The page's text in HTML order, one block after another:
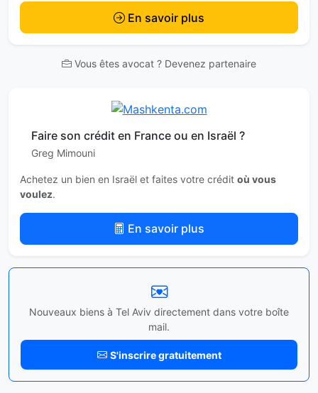
En savoir plus
Vous êtes avocat ? Devenez partenaire
Faire son crédit en France ou en Israël ?
Greg Mimouni
Achetez un bien en Israël et faites votre crédit où vous
voulez.
En savoir plus
Nouveaux biens à Tel Aviv directement dans votre boîte
mail.
S'inscrire gratuitement